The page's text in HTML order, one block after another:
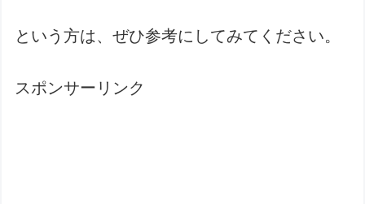
という方は、ぜひ参考にしてみてください。
スポンサーリンク